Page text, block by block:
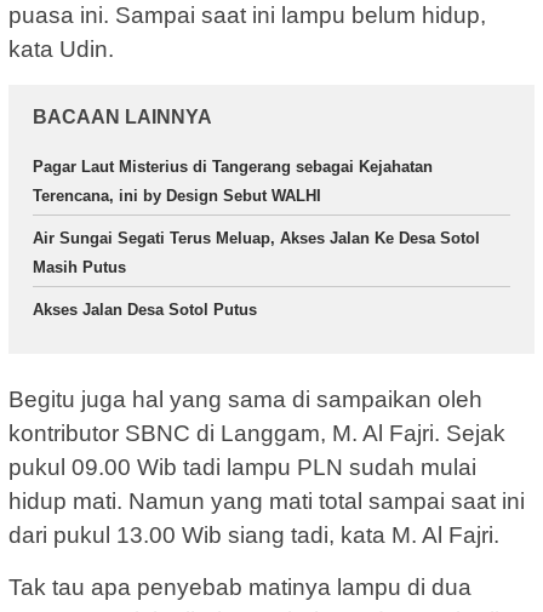
puasa ini. Sampai saat ini lampu belum hidup,
kata Udin.
BACAAN LAINNYA
Pagar Laut Misterius di Tangerang sebagai Kejahatan
Terencana, ini by Design Sebut WALHI
Air Sungai Segati Terus Meluap, Akses Jalan Ke Desa Sotol
Masih Putus
Akses Jalan Desa Sotol Putus
Begitu juga hal yang sama di sampaikan oleh
kontributor SBNC di Langgam, M. Al Fajri. Sejak
pukul 09.00 Wib tadi lampu PLN sudah mulai
hidup mati. Namun yang mati total sampai saat ini
dari pukul 13.00 Wib siang tadi, kata M. Al Fajri.
Tak tau apa penyebab matinya lampu di dua